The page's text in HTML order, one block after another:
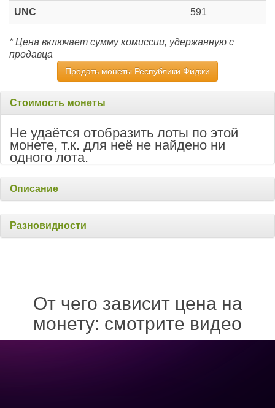
UNC 591
* Цена включает сумму комиссии, удержанную с
продавца
Продать монеты Республики Фиджи
Стоимость монеты
Не удаётся отобразить лоты по этой
монете, т.к. для неё не найдено ни
одного лота.
Описание
Разновидности
От чего зависит цена на
монету: смотрите видео